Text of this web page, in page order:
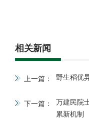
相关新闻
上一篇： 野生稻优
下一篇：
万建民院
累新机制